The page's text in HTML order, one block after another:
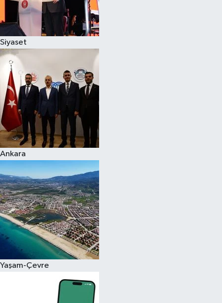
Siyaset
Ankara
Yaşam-Çevre
Spor
Eğitim
Hava Durumu
Kadın
Kim kimdir?
Kültür Sanat
Sağlık
Siyaset
Teknoloji
Televizyon